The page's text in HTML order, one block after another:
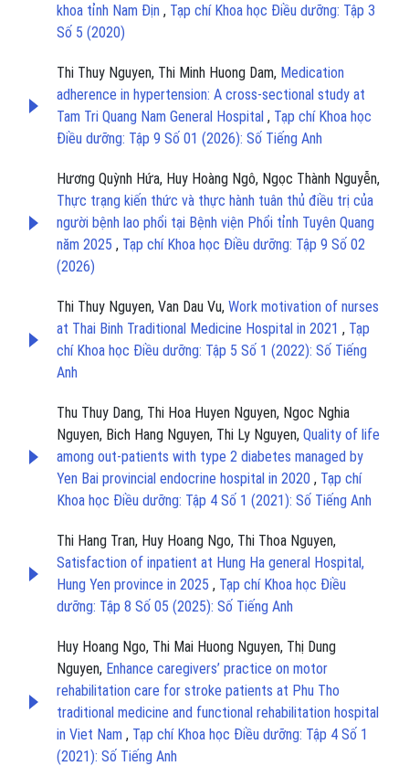
khoa tỉnh Nam Địn , Tạp chí Khoa học Điều dưỡng: Tập 3
Số 5 (2020)
Thi Thuy Nguyen, Thi Minh Huong Dam, Medication
adherence in hypertension: A cross-sectional study at
Tam Tri Quang Nam General Hospital , Tạp chí Khoa học
Điều dưỡng: Tập 9 Số 01 (2026): Số Tiếng Anh
Hương Quỳnh Hứa, Huy Hoàng Ngô, Ngọc Thành Nguyễn,
Thực trạng kiến thức và thực hành tuân thủ điều trị của
người bệnh lao phổi tại Bệnh viện Phổi tỉnh Tuyên Quang
năm 2025 , Tạp chí Khoa học Điều dưỡng: Tập 9 Số 02
(2026)
Thi Thuy Nguyen, Van Dau Vu, Work motivation of nurses
at Thai Binh Traditional Medicine Hospital in 2021 , Tạp
chí Khoa học Điều dưỡng: Tập 5 Số 1 (2022): Số Tiếng
Anh
Thu Thuy Dang, Thi Hoa Huyen Nguyen, Ngoc Nghia
Nguyen, Bich Hang Nguyen, Thi Ly Nguyen, Quality of life
among out-patients with type 2 diabetes managed by
Yen Bai provincial endocrine hospital in 2020 , Tạp chí
Khoa học Điều dưỡng: Tập 4 Số 1 (2021): Số Tiếng Anh
Thi Hang Tran, Huy Hoang Ngo, Thi Thoa Nguyen,
Satisfaction of inpatient at Hung Ha general Hospital,
Hung Yen province in 2025 , Tạp chí Khoa học Điều
dưỡng: Tập 8 Số 05 (2025): Số Tiếng Anh
Huy Hoang Ngo, Thi Mai Huong Nguyen, Thị Dung
Nguyen, Enhance caregivers’ practice on motor
rehabilitation care for stroke patients at Phu Tho
traditional medicine and functional rehabilitation hospital
in Viet Nam , Tạp chí Khoa học Điều dưỡng: Tập 4 Số 1
(2021): Số Tiếng Anh